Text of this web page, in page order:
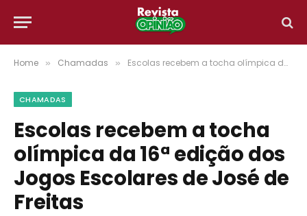
Home » Chamadas » Escolas recebem a tocha olímpica da 16ª edição dos Jogos Escolares de José de Freitas
CHAMADAS
Escolas recebem a tocha
olímpica da 16ª edição dos
Jogos Escolares de José de
Freitas